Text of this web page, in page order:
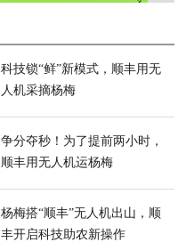
科技锁“鲜”新模式，顺丰用无
人机采摘杨梅
争分夺秒！为了提前两小时，
顺丰用无人机运杨梅
杨梅搭“顺丰”无人机出山，顺
丰开启科技助农新操作